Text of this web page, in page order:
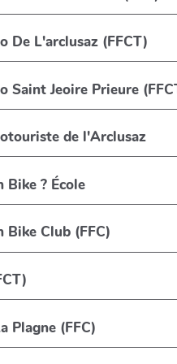
De L'arclusaz (FFCT)
Saint Jeoire Prieure
de l'Arclusaz
Bike ? École
Bike Club (FFC)
Plagne (FFC)